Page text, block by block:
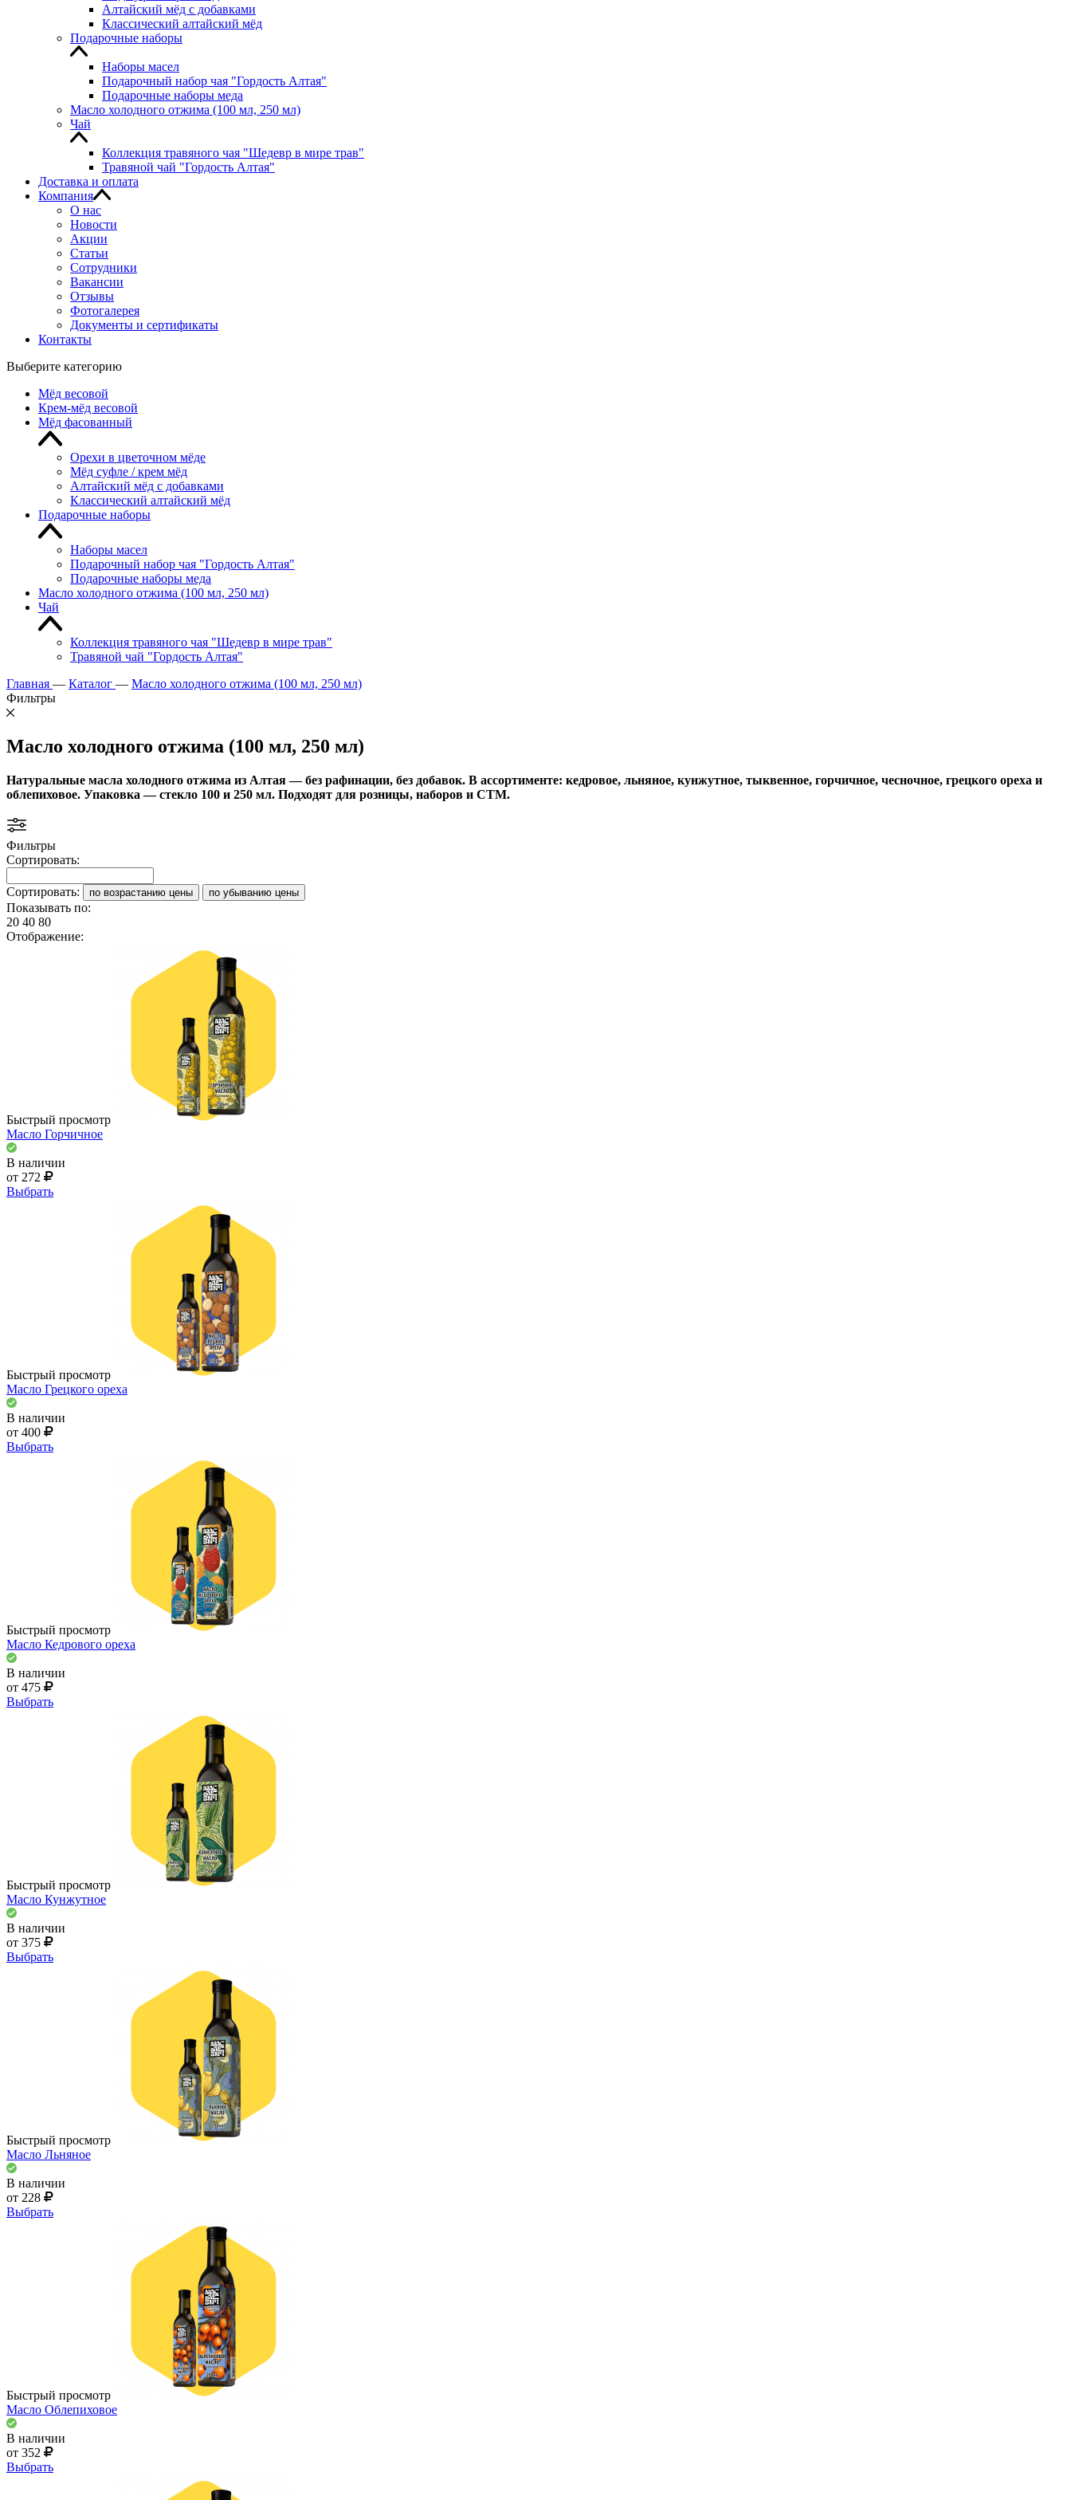
Алтайский мёд с добавками
Классический алтайский мёд
Подарочные наборы
Наборы масел
Подарочный набор чая "Гордость Алтая"
Подарочные наборы меда
Масло холодного отжима (100 мл, 250 мл)
Чай
Коллекция травяного чая "Шедевр в мире трав"
Травяной чай "Гордость Алтая"
Доставка и оплата
Компания
О нас
Новости
Акции
Статьи
Сотрудники
Вакансии
Отзывы
Фотогалерея
Документы и сертификаты
Контакты
Выберите категорию
Мёд весовой
Крем-мёд весовой
Мёд фасованный
Орехи в цветочном мёде
Мёд суфле / крем мёд
Алтайский мёд с добавками
Классический алтайский мёд
Подарочные наборы
Наборы масел
Подарочный набор чая "Гордость Алтая"
Подарочные наборы меда
Масло холодного отжима (100 мл, 250 мл)
Чай
Коллекция травяного чая "Шедевр в мире трав"
Травяной чай "Гордость Алтая"
Главная — Каталог — Масло холодного отжима (100 мл, 250 мл)
Фильтры
Масло холодного отжима (100 мл, 250 мл)
Натуральные масла холодного отжима из Алтая — без рафинации, без добавок. В ассортименте: кедровое, льняное, кунжутное, тыквенное, горчичное, чесночное, грецкого ореха и
облепиховое. Упаковка — стекло 100 и 250 мл. Подходят для розницы, наборов и СТМ.
Фильтры
Сортировать:
Сортировать: по возрастанию цены по убыванию цены
Показывать по:
20 40 80
Отображение:
Быстрый просмотр
Масло Горчичное
В наличии
от 272
Выбрать
Быстрый просмотр
Масло Грецкого ореха
В наличии
от 400
Выбрать
Быстрый просмотр
Масло Кедрового ореха
В наличии
от 475
Выбрать
Быстрый просмотр
Масло Кунжутное
В наличии
от 375
Выбрать
Быстрый просмотр
Масло Льняное
В наличии
от 228
Выбрать
Быстрый просмотр
Масло Облепиховое
В наличии
от 352
Выбрать